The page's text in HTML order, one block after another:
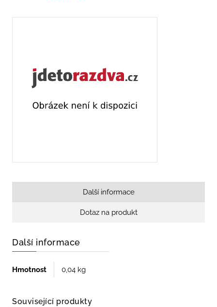
Další informace
Dotaz na produkt
Další informace
Hmotnost 0,04 kg
Související produkty